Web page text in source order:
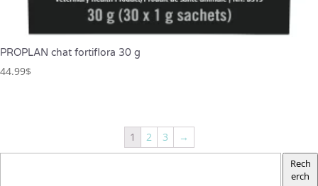
PROPLAN chat fortiflora 30 g
44.99$
1 2 3 →
Rech
erch